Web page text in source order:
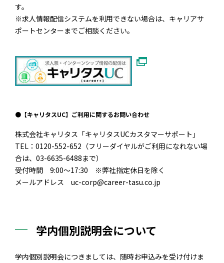
す。
※求人情報配信システムを利用できない場合は、キャリアサ
ポートセンターまでご相談ください。
●【キャリタスUC】ご利用に関するお問い合わせ
株式会社キャリタス「キャリタスUCカスタマーサポート」
TEL：0120-552-652（フリーダイヤルがご利用になれない場
合は、03-6635-6488まで）
受付時間 9:00～17:30 ※弊社指定休日を除く
メールアドレス uc-corp@career-tasu.co.jp
学内個別説明会について
学内個別説明会につきましては、随時お申込みを受け付けま